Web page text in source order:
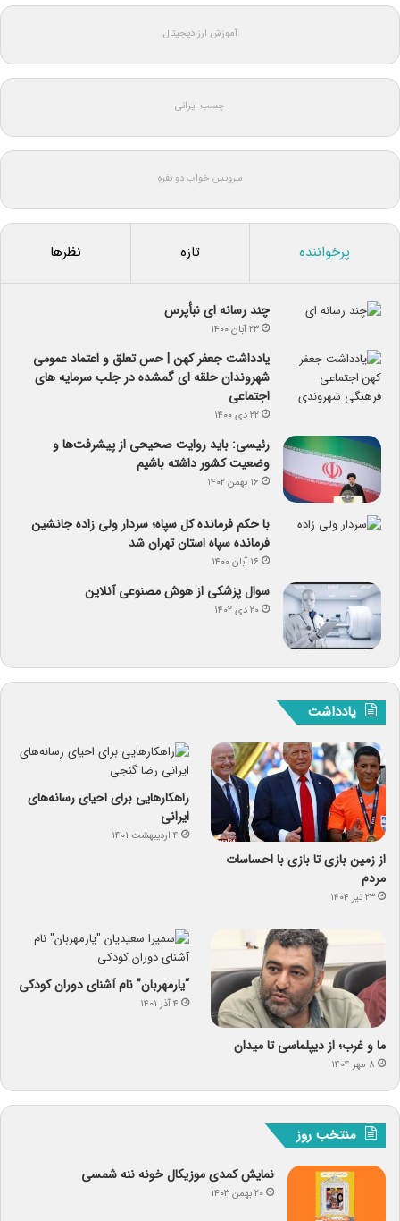
آموزش ارز دیجیتال
چسب ایرانی
سرویس خواب دو نفره
پرخواننده تازه نظرها
چند رسانه ای نبأپرس
۲۳ آبان ۱۴۰۰
یادداشت جعفر کهن | حس تعلق و اعتماد عمومی
شهروندان حلقه ای گمشده در جلب سرمایه های
اجتماعی
۲۲ دی ۱۴۰۰
رئیسی: باید روایت صحیحی از پیشرفت‌ها و
وضعیت کشور داشته باشیم
۱۶ بهمن ۱۴۰۲
با حکم فرمانده کل سپاه؛ سردار ولی زاده جانشین
فرمانده سپاه استان تهران شد
۱۶ آبان ۱۴۰۰
سوال پزشکی از هوش مصنوعی آنلاین
۲۰ دی ۱۴۰۲
یادداشت
از زمین بازی تا بازی با احساسات
مردم
۲۳ تیر ۱۴۰۴
راهکارهایی برای احیای رسانه‌های
ایرانی
۴ اردیبهشت ۱۴۰۱
ما و غرب؛ از دیپلماسی تا میدان
۸ مهر ۱۴۰۴
“یارمهربان” نام آشنای دوران کودکی
۴ آذر ۱۴۰۱
منتخب روز
نمایش کمدی موزیکال خونه ننه شمسی
۲۰ بهمن ۱۴۰۳